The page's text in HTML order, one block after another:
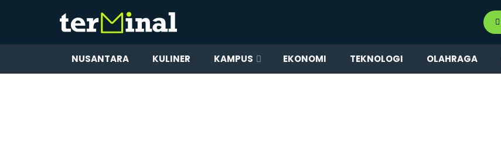
NUSANTARA KULINER KAMPUS EKONOMI TEKNOLOGI OLAHRAGA